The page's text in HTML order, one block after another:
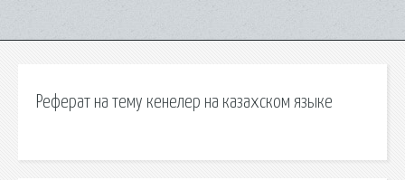
Реферат на тему кенелер на казахском языке